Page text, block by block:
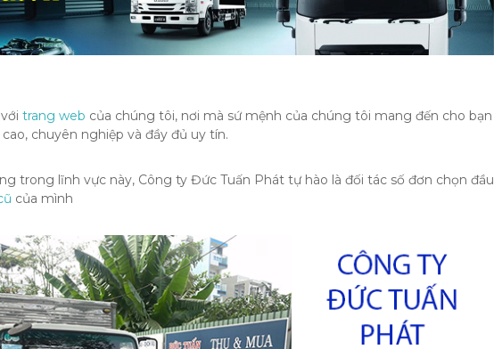
trang web của chúng tôi, nơi mà sứ mệnh của chúng tôi mang đến cho bạn
chuyên nghiệp và đầy đủ uy tín.
trong lĩnh vực này, Công ty Đức Tuấn Phát tự hào là đối tác số đơn chọn đầu
của mình